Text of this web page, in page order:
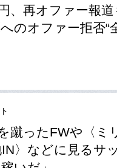
再オファー報道
のオファー拒否“
蹴ったFWや〈ミ
〉などに見るサ